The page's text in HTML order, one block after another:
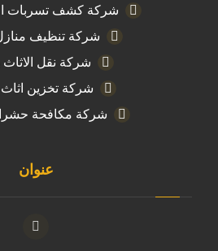
شركة كشف تسربات
شركة تنظيف
شركة نقل الاثاث
شركة تخزين اثاث
شركة مكافحة
عنوان